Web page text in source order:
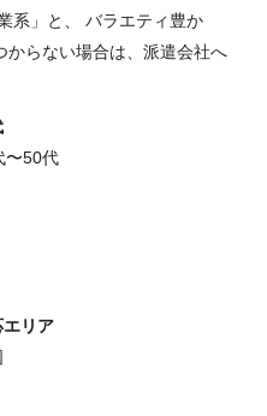
系」と、 バラエティ豊か
からない場合は、派遣会社へ
〜50代
エリア